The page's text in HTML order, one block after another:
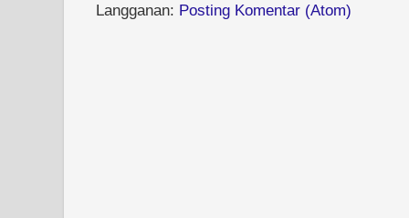
Langganan: Posting Komentar (Atom)